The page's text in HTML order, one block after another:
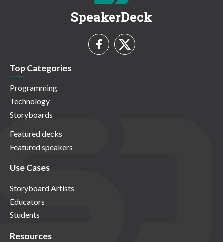
SpeakerDeck
Top Categories
Programming
Technology
Storyboards
Featured decks
Featured speakers
Use Cases
Storyboard Artists
Educators
Students
Resources